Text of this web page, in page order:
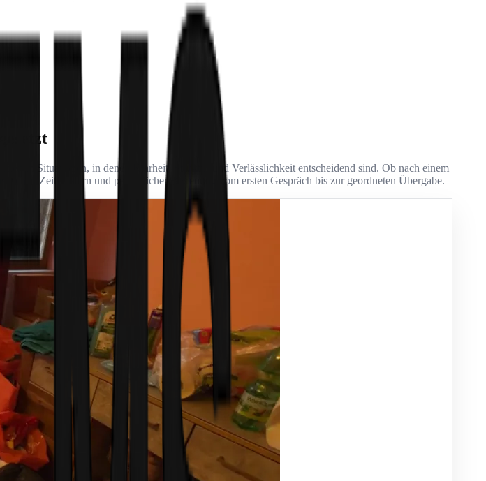
in Situationen, in denen Klarheit, Struktur und Verlässlichkeit entscheidend sind. Ob nach einem
Zeitfenstern und persönlicher Betreuung vom ersten Gespräch bis zur geordneten Übergabe.